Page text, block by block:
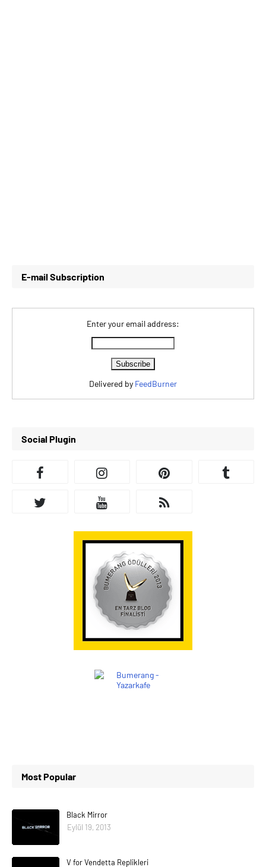
E-mail Subscription
Enter your email address:
Delivered by FeedBurner
Social Plugin
Most Popular
Black Mirror
Eylül 19, 2013
V for Vendetta Replikleri